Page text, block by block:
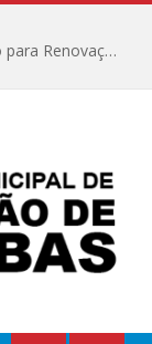
Edital de Convocação Nº 001/2026 – Eleição para Renovação da Mesa Diretora – Biênio 2027/2028